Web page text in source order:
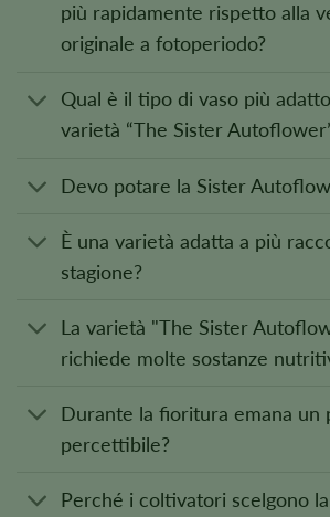
più rapidamente rispetto alla
originale a fotoperiodo?
Qual è il tipo di vaso più
varietà “The Sister
Devo potare la Sister
È una varietà adatta a più
stagione?
La varietà "The Sister
richiede molte sostanze
Durante la fioritura emana un
percettibile?
Perché i coltivatori scelgono